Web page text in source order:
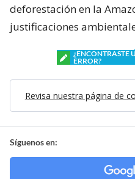
deforestación en la
justificaciones
¿ENCONTRASTE
ERROR?
Revisa nuestra página de
Síguenos en: